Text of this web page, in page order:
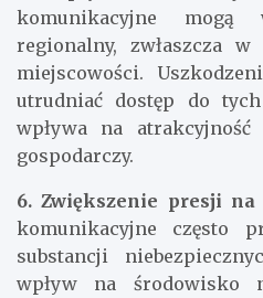
komunikacyjne mogą
regionalny, zwłaszcza
miejscowości.
utrudniać dostęp do
wpływa na
gospodarczy.
6. Zwiększenie presji na
komunikacyjne często
substancji
wpływ na środowisko